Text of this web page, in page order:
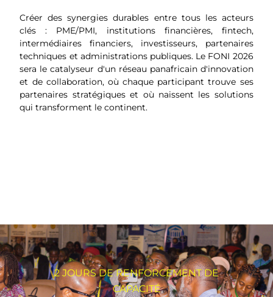
Créer des synergies durables entre tous les acteurs
clés : PME/PMI, institutions financières, fintech,
intermédiaires financiers, investisseurs, partenaires
techniques et administrations publiques. Le FONI 2026
sera le catalyseur d'un réseau panafricain d'innovation
et de collaboration, où chaque participant trouve ses
partenaires stratégiques et où naissent les solutions
qui transforment le continent.
2 JOURS DE RENFORCEMENT DE
CAPACITÉ